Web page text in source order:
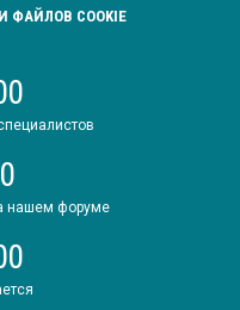
COOKIE
нашем форуме